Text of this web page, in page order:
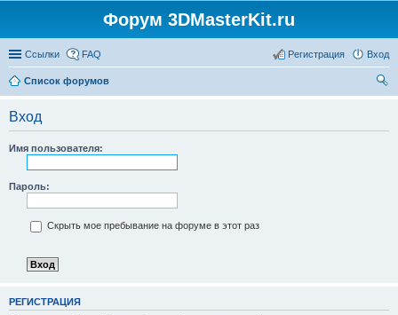
Форум 3DMasterKit.ru
Ссылки FAQ Вход
Регистрация
Список форумов
Вход
Имя пользователя:
Пароль:
Скрыть мое пребывание на форуме в этот раз
РЕГИСТРАЦИЯ